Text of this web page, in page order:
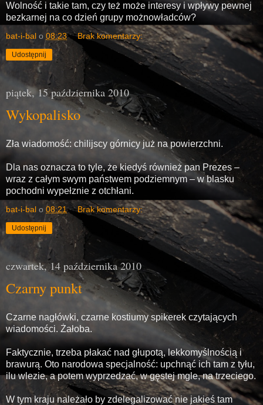
Wolność i takie tam, czy też może interesy i wpływy pewnej
bezkarnej na co dzień grupy możnowładców?
bat-i-bal o 08:23 Brak komentarzy:
Udostępnij
piątek, 15 października 2010
Wykopalisko
Zła wiadomość: chilijscy górnicy już na powierzchni.
Dla nas oznacza to tyle, że kiedyś również pan Prezes –
wraz z całym swym państwem podziemnym – w blasku
pochodni wypełznie z otchłani.
bat-i-bal o 08:21 Brak komentarzy:
Udostępnij
czwartek, 14 października 2010
Czarny punkt
Czarne nagłówki, czarne kostiumy spikerek czytających
wiadomości. Żałoba.
Faktycznie, trzeba płakać nad głupotą, lekkomyślnością i
brawurą. Oto narodowa specjalność: upchnąć ich tam z tyłu,
ilu wlezie, a potem wyprzedzać, w gęstej mgle, na trzeciego.
W tym kraju należało by zdelegalizować nie jakieś tam